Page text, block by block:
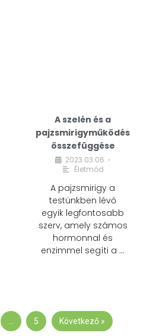
A szelén és a
pajzsmirigyműködés
összefüggése
2023.03.06. •
Életmód
A pajzsmirigy a
testünkben lévő
egyik legfontosabb
szerv, amely számos
hormonnal és
enzimmel segíti a …
… 5 Következő »